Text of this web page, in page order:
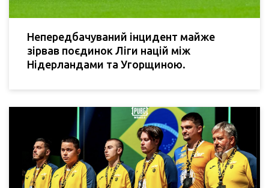
Непередбачуваний інцидент майже
зірвав поєдинок Ліги націй між
Нідерландами та Угорщиною.